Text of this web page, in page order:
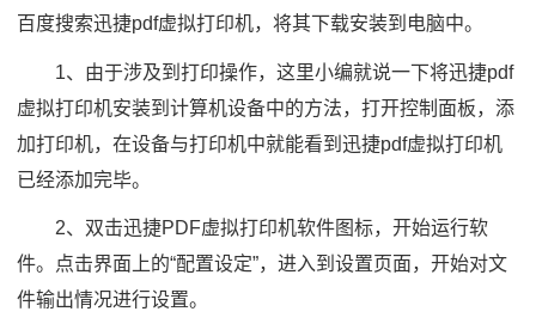
百度搜索迅捷pdf虚拟打印机，将其下载安装到电脑中。
1、由于涉及到打印操作，这里小编就说一下将迅捷pdf
虚拟打印机安装到计算机设备中的方法，打开控制面板，添
加打印机，在设备与打印机中就能看到迅捷pdf虚拟打印机
已经添加完毕。
2、双击迅捷PDF虚拟打印机软件图标，开始运行软
件。点击界面上的“配置设定”，进入到设置页面，开始对文
件输出情况进行设置。